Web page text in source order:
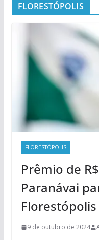
FLORESTÓPOLIS
FLORESTÓPOLIS
Prêmio de
Paranávai
Florestópolis
9 de outubro de 2024